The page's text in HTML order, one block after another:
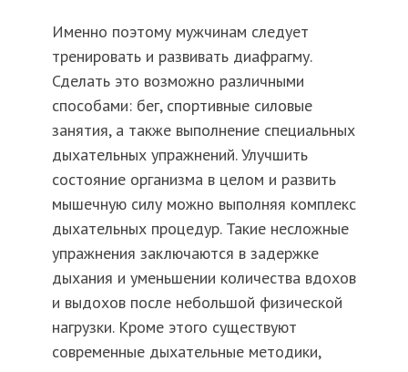
Именно поэтому мужчинам следует
тренировать и развивать диафрагму.
Сделать это возможно различными
способами: бег, спортивные силовые
занятия, а также выполнение специальных
дыхательных упражнений. Улучшить
состояние организма в целом и развить
мышечную силу можно выполняя комплекс
дыхательных процедур. Такие несложные
упражнения заключаются в задержке
дыхания и уменьшении количества вдохов
и выдохов после небольшой физической
нагрузки. Кроме этого существуют
современные дыхательные методики,